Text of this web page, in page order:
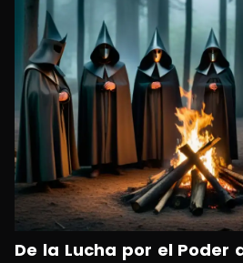
De la Lucha por el Poder